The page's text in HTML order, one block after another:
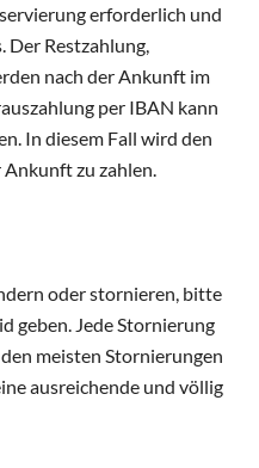
erforderlich und
Restzahlung,
nach der Ankunft im
per IBAN kann
In diesem Fall wird den
zu zahlen.
oder stornieren, bitte
geben. Jede Stornierung
meisten Stornierungen
ausreichende und völlig